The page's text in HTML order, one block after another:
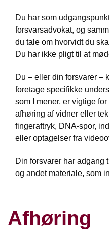
Du har som
forsvarsadvokat, og
du tale om hvorvidt du
Du har ikke pligt til at
Du – eller din forsvarer –
foretage specifikke
som I mener, er vigtige
afhøring af vidner eller
fingeraftryk, DNA-spor,
eller optagelser fra
Din forsvarer har adgang
og andet materiale, som
Afhøring